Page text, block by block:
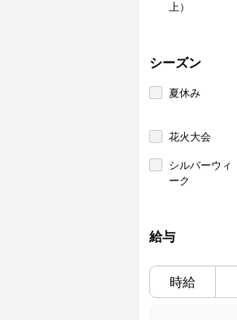
上）
シーズン
夏休み
花火大会
シルバーウィ
ーク
給与
時給